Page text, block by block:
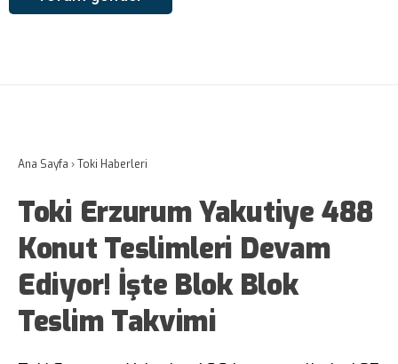
Ana Sayfa ›Toki Haberleri
Toki Erzurum Yakutiye 488
Konut Teslimleri Devam
Ediyor! İşte Blok Blok
Teslim Takvimi